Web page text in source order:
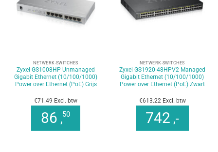
NETWERK-SWITCHES
Zyxel GS1008HP Unmanaged
Gigabit Ethernet (10/100/1000)
Power over Ethernet (PoE) Grijs
€71.49 Excl. btw
86 ,50
NETWERK-SWITCHES
Zyxel GS1920-48HPV2 Managed
Gigabit Ethernet (10/100/1000)
Power over Ethernet (PoE) Zwart
€613.22 Excl. btw
742 ,-